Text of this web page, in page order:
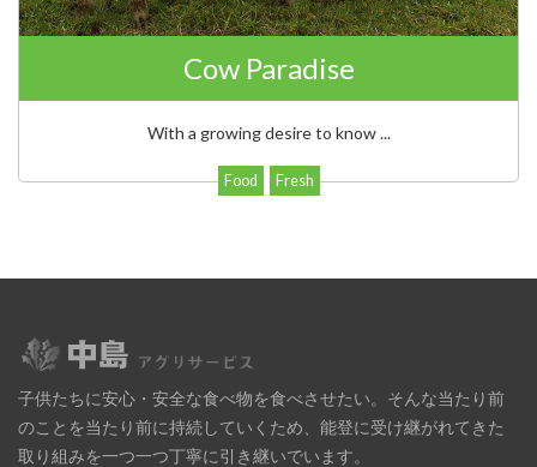
Cow Paradise
With a growing desire to know ...
Food Fresh
子供たちに安心・安全な食べ物を食べさせたい。そんな当たり前
のことを当たり前に持続していくため、能登に受け継がれてきた
取り組みを一つ一つ丁寧に引き継いでいます。